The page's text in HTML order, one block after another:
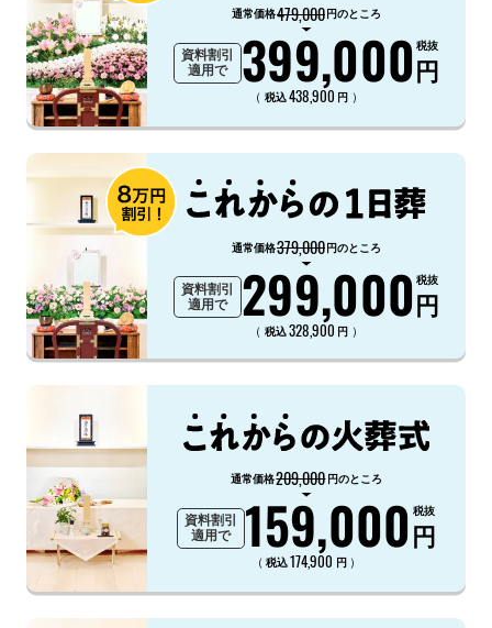
通常価格479,000円のところ
資料割引
適用で
399,000円
税抜
（ 税込438,900 円 ）
通常価格379,000円のところ
資料割引
適用で
299,000円
税抜
（ 税込328,900 円 ）
通常価格209,000円のところ
資料割引
適用で
159,000円
税抜
（ 税込174,900 円 ）